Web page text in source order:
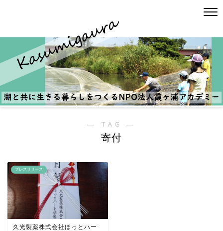
― TAG ―
寄付
プレスリリース
久光製薬株式会社ほっとハー